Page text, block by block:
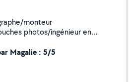
monteur
photos/ingénieur en
Magalie : 5/5